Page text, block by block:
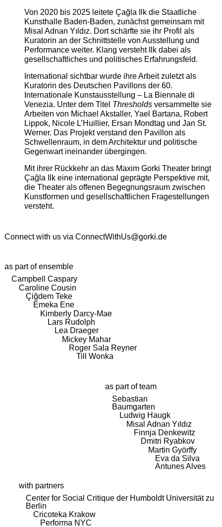
Von 2020 bis 2025 leitete Çağla Ilk die Staatliche
Kunsthalle Baden-Baden, zunächst gemeinsam mit
Misal Adnan Yıldız. Dort schärfte sie ihr Profil als
Kuratorin an der Schnittstelle von Ausstellung und
Performance weiter. Klang versteht Ilk dabei als
gesellschaftliches und politisches Erfahrungsfeld.
International sichtbar wurde ihre Arbeit zuletzt als
Kuratorin des Deutschen Pavillons der 60.
Internationale Kunstausstellung – La Biennale di
Venezia. Unter dem Titel Thresholdsversammelte sie
Arbeiten von Michael Akstaller, Yael Bartana, Robert
Lippok, Nicole L’Huillier, Ersan Mondtag und Jan St.
Werner. Das Projekt verstand den Pavillon als
Schwellenraum, in dem Architektur und politische
Gegenwart ineinander übergingen.
Mit ihrer Rückkehr an das Maxim Gorki Theater bringt
Çağla Ilk eine international geprägte Perspektive mit,
die Theater als offenen Begegnungsraum zwischen
Kunstformen und gesellschaftlichen Fragestellungen
versteht.
Connect with us via ConnectWithUs@gorki.de
as part of ensemble
Campbell Caspary
Caroline Cousin
Çiğdem Teke
Emeka Ene
Kimberly Darcy-Mae
Lars Rudolph
Lea Draeger
Mickey Mahar
Roger Sala Reyner
Till Wonka
as part of team
Sebastian
Baumgarten
Ludwig Haugk
Misal Adnan Yıldız
Finnja Denkewitz
Dmitri Ryabkov
Martin Györffy
Eva da Silva
Antunes Alves
with partners
Center for Social Critique der Humboldt Universität zu
Berlin
Cricoteka Krakow
Performa NYC